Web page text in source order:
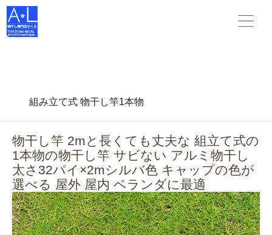
物干し竿 物干し台 布団干し がすべて揃う 物干し専門店さくら
。スタンダードな物干し・布団干しからデザインされた物干
し-- 創業45年の老舗物干しメーカーです。
組み立て式 物干し竿1本物
物干し竿 2mと長くても丈夫な 組立て式の
1本物の物干し竿 サビない アルミ物干し
太さ32パイ×2mシルバ色 キャップの色が
選べる 屋外 屋内 ベランダに最適